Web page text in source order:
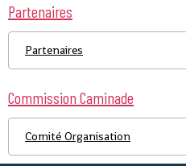
Partenaires
Partenaires
Commission Caminade
Comité Organisation